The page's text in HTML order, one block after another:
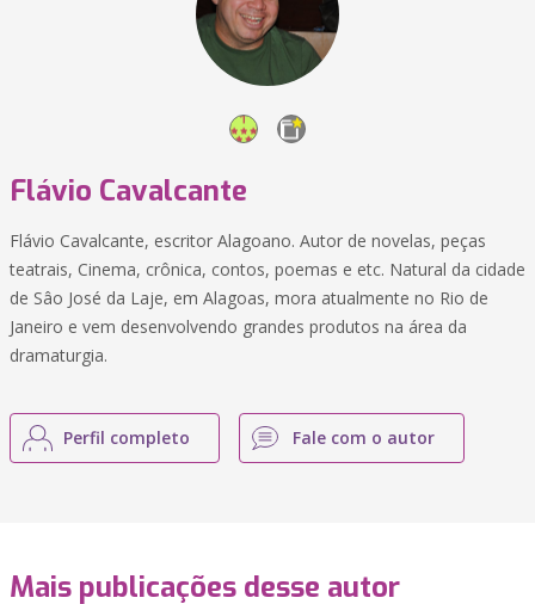
Flávio Cavalcante
Flávio Cavalcante, escritor Alagoano. Autor de novelas, peças
teatrais, Cinema, crônica, contos, poemas e etc. Natural da cidade
de Sâo José da Laje, em Alagoas, mora atualmente no Rio de
Janeiro e vem desenvolvendo grandes produtos na área da
dramaturgia.
Perfil completo Fale com o autor
Mais publicações desse autor